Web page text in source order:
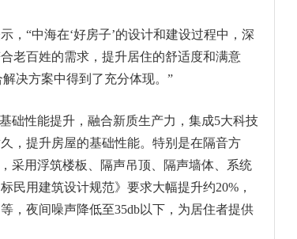
，“中海在‘好房子’的设计和建设过程中，深
老百姓的需求，提升居住的舒适度和满意
决方案中得到了充分体现。”
础性能提升，融合新质生产力，集成5大科技
，提升房屋的基础性能。特别是在隔音方
采用浮筑楼板、隔声吊顶、隔声墙体、系统
民用建筑设计规范》要求大幅提升约20%，
，夜间噪声降低至35db以下，为居住者提供